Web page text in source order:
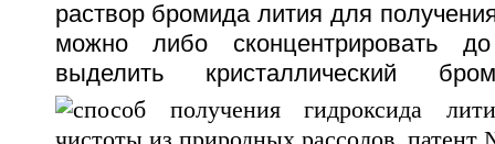
раствор бромида лития для
можно либо сконцентрировать
выделить кристаллический